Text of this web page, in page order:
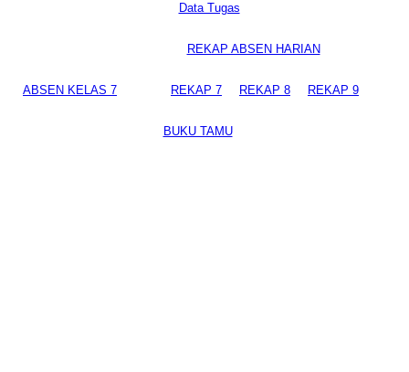
Data Tugas
ABSEN KELAS 7
REKAP ABSEN HARIAN
REKAP 7 REKAP 8 REKAP 9
BUKU TAMU